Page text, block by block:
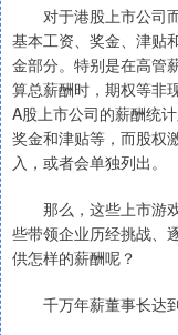
对于港股上市公司而
基本工资、奖金、津贴
金部分。特别是在高管
算总薪酬时，期权等非
A股上市公司的薪酬统
奖金和津贴等，而股权
入，或者会单独列出。
那么，这些上市游戏
些带领企业历经挑战、
供怎样的薪酬呢？
千万年薪董事长达